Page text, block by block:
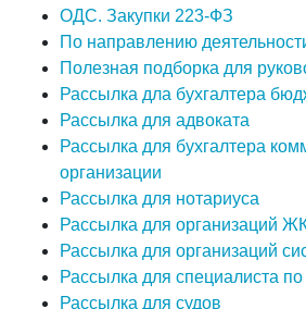
ОДС. Закупки 223-ФЗ
По направлению
Полезная подборка для
Рассылка дла бухгалтера
Рассылка для адвоката
Рассылка для бухгалтера
организации
Рассылка для нотариуса
Рассылка для организаций
Рассылка для организаций
Рассылка для специалиста
Рассылка для судов